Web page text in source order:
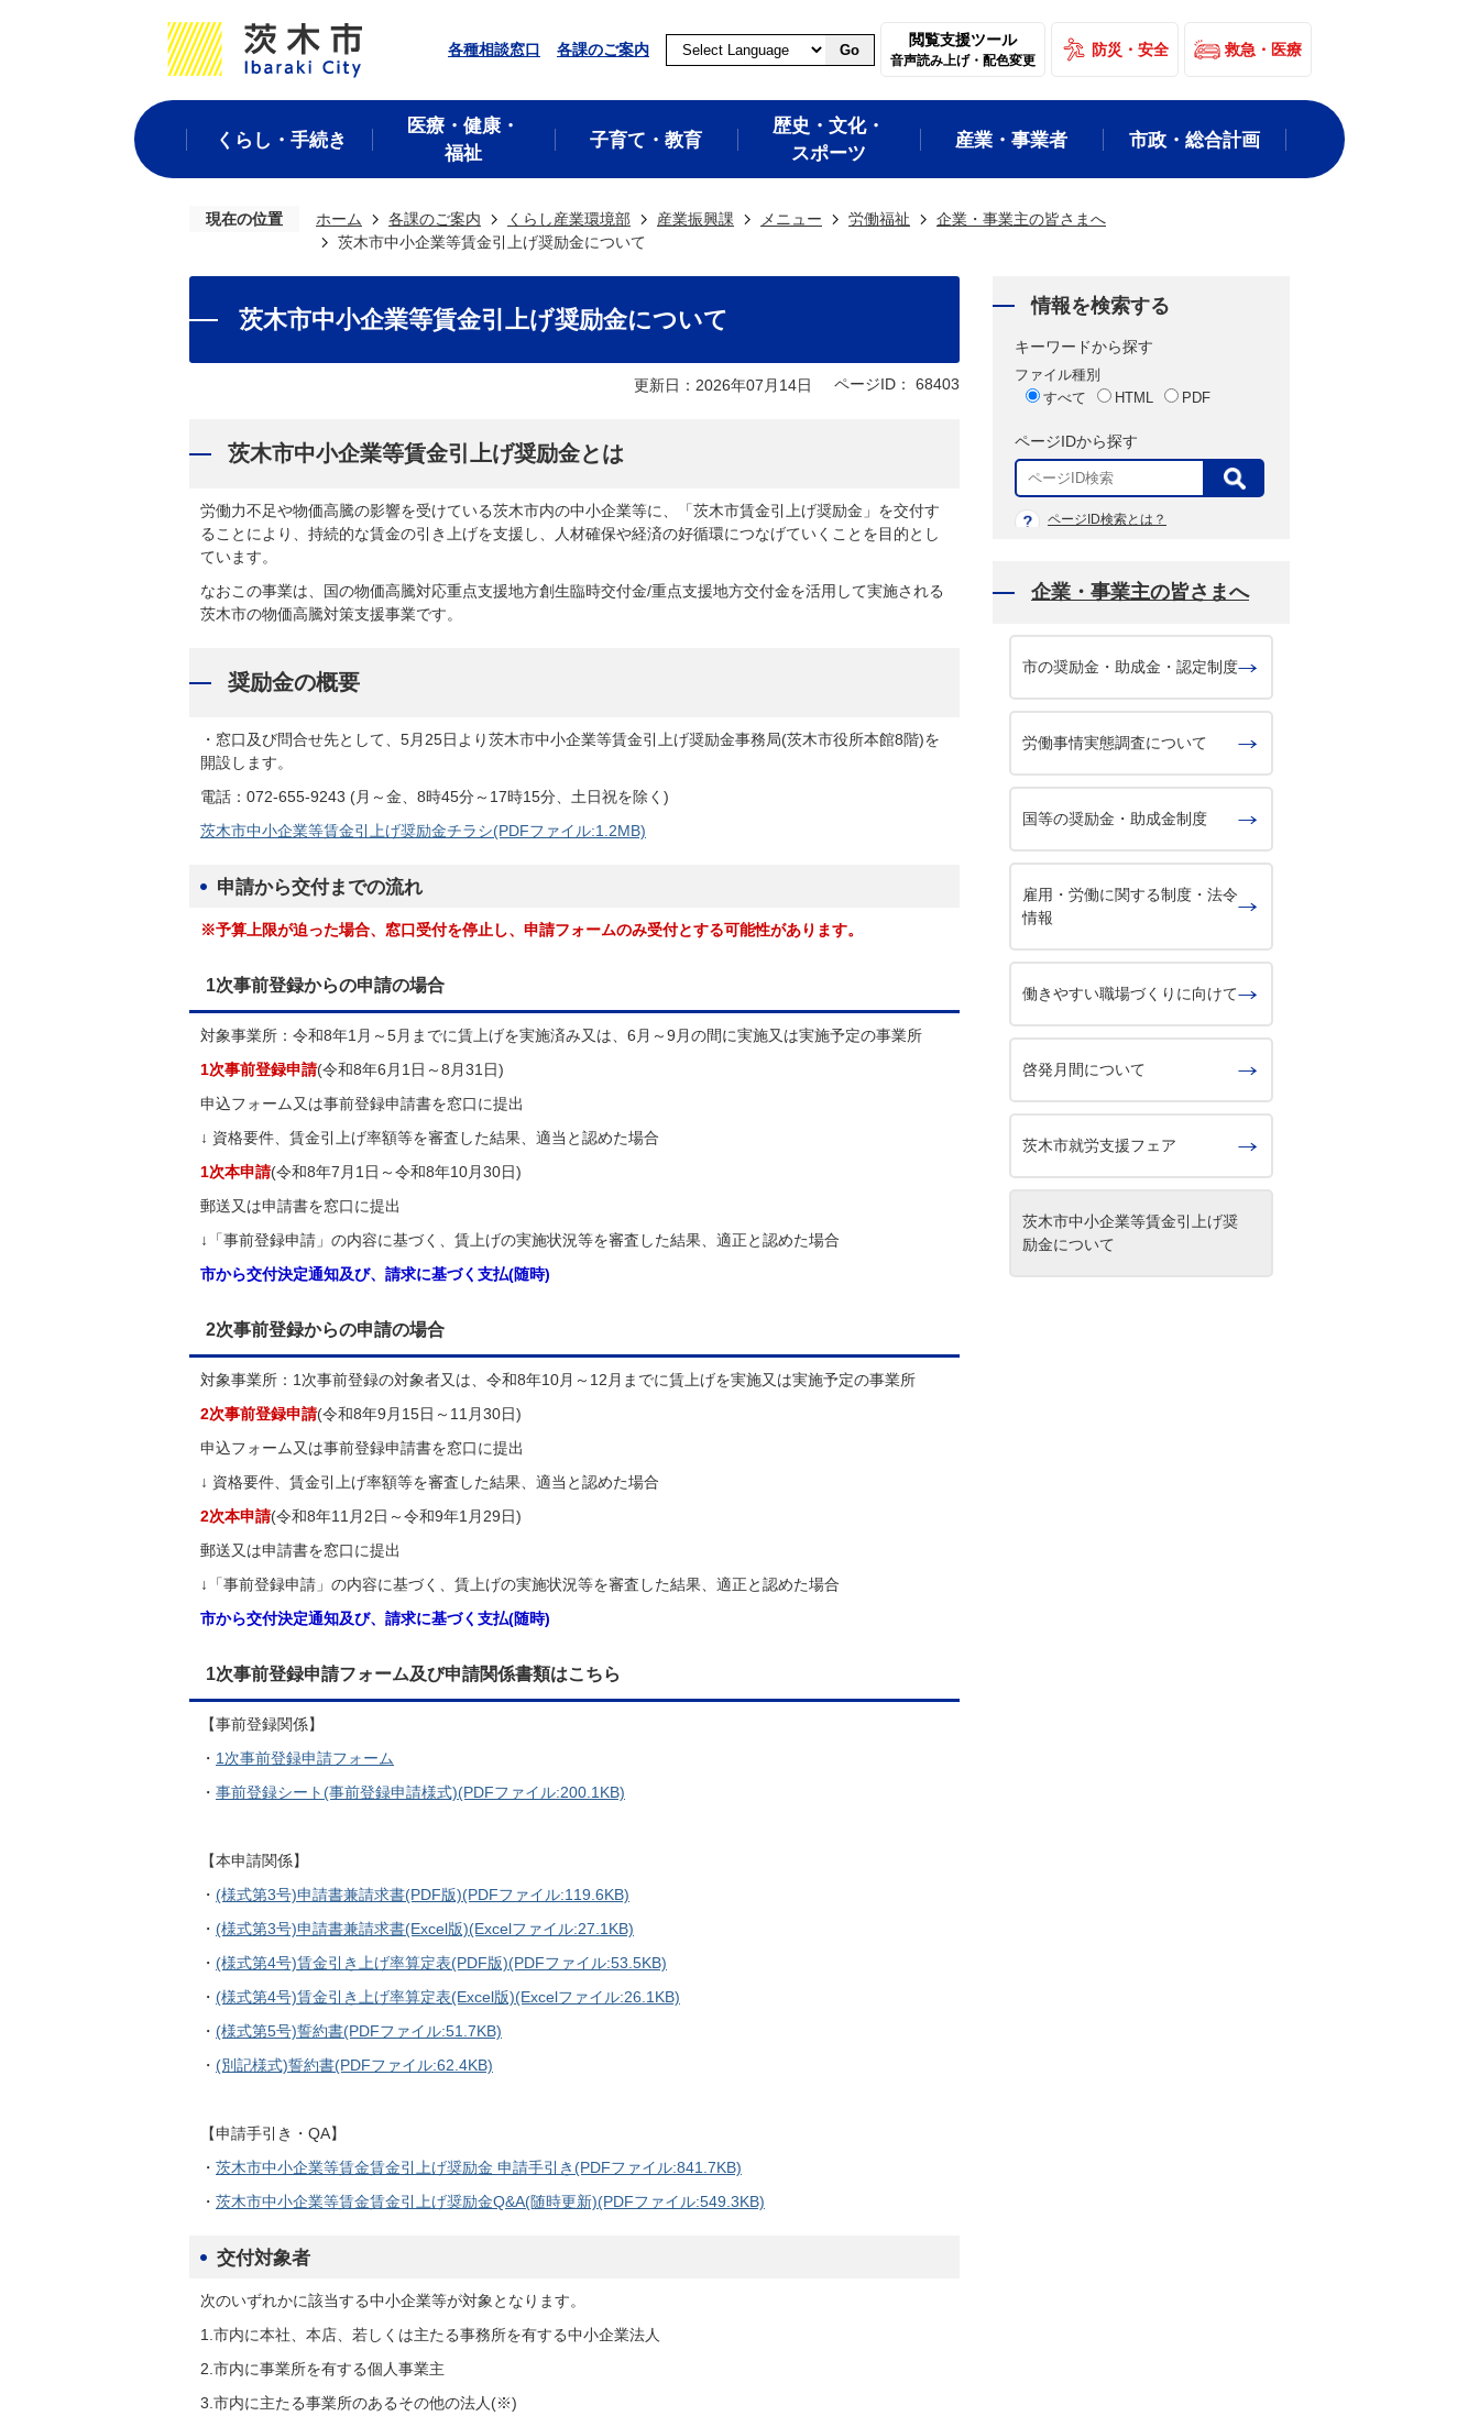
各種相談窓口 各課のご案内 Go
閲覧支援ツール
音声読み上げ・配色変更
防災・安全 救急・医療
くらし・手続き
医療・健康・
福祉
子育て・教育
歴史・文化・
スポーツ
産業・事業者 市政・総合計画
現在の位置 ホーム 各課のご案内 くらし産業環境部 産業振興課 メニュー 労働福祉
企業・事業主の皆さまへ
茨木市中小企業等賃⾦引上げ奨励金について
茨木市中小企業等賃⾦引上げ奨励金について
更新日：2026年07月14日 ページID： 68403
茨木市中小企業等賃金引上げ奨励金とは
労働力不足や物価高騰の影響を受けている茨木市内の中小企業等に、「茨木市賃金引上げ奨励金」を交付す
ることにより、持続的な賃金の引き上げを支援し、人材確保や経済の好循環につなげていくことを目的とし
ています。
なおこの事業は、国の物価高騰対応重点支援地方創生臨時交付金/重点支援地方交付金を活用して実施される
茨木市の物価高騰対策支援事業です。
奨励金の概要
・窓口及び問合せ先として、5月25日より茨木市中小企業等賃金引上げ奨励金事務局(茨木市役所本館8階)を
開設します。
電話：072-655-9243 (月～金、8時45分～17時15分、土日祝を除く)
茨木市中小企業等賃金引上げ奨励金チラシ(PDFファイル:1.2MB)
申請から交付までの流れ
※予算上限が迫った場合、窓口受付を停止し、申請フォームのみ受付とする可能性があります。
1次事前登録からの申請の場合
対象事業所：令和8年1月～5月までに賃上げを実施済み又は、6月～9月の間に実施又は実施予定の事業所
1次事前登録申請(令和8年6月1日～8月31日)
申込フォーム又は事前登録申請書を窓口に提出
↓ 資格要件、賃金引上げ率額等を審査した結果、適当と認めた場合
1次本申請(令和8年7月1日～令和8年10月30日)
郵送又は申請書を窓口に提出
↓「事前登録申請」の内容に基づく、賃上げの実施状況等を審査した結果、適正と認めた場合
市から交付決定通知及び、請求に基づく支払(随時)
2次事前登録からの申請の場合
対象事業所：1次事前登録の対象者又は、令和8年10月～12月までに賃上げを実施又は実施予定の事業所
2次事前登録申請(令和8年9月15日～11月30日)
申込フォーム又は事前登録申請書を窓口に提出
↓ 資格要件、賃金引上げ率額等を審査した結果、適当と認めた場合
2次本申請(令和8年11月2日～令和9年1月29日)
郵送又は申請書を窓口に提出
↓「事前登録申請」の内容に基づく、賃上げの実施状況等を審査した結果、適正と認めた場合
市から交付決定通知及び、請求に基づく支払(随時)
1次事前登録申請フォーム及び申請関係書類はこちら
【事前登録関係】
・ 1次事前登録申請フォーム
・ 事前登録シート(事前登録申請様式)(PDFファイル:200.1KB)
【本申請関係】
・ (様式第3号)申請書兼請求書(PDF版)(PDFファイル:119.6KB)
・ (様式第3号)申請書兼請求書(Excel版)(Excelファイル:27.1KB)
・ (様式第4号)賃金引き上げ率算定表(PDF版)(PDFファイル:53.5KB)
・ (様式第4号)賃金引き上げ率算定表(Excel版)(Excelファイル:26.1KB)
・ (様式第5号)誓約書(PDFファイル:51.7KB)
・ (別記様式)誓約書(PDFファイル:62.4KB)
【申請手引き・QA】
・ 茨木市中小企業等賃金賃金引上げ奨励金 申請手引き(PDFファイル:841.7KB)
・ 茨木市中小企業等賃金賃金引上げ奨励金Q&A(随時更新)(PDFファイル:549.3KB)
交付対象者
次のいずれかに該当する中小企業等が対象となります。
1.市内に本社、本店、若しくは主たる事務所を有する中小企業法人
2.市内に事業所を有する個人事業主
3.市内に主たる事業所のあるその他の法人(※)
情報を検索する
キーワードから探す
ファイル種別
すべて
HTML PDF
ページIDから探す
表
ページID検索とは？
企業・事業主の皆さまへ
市の奨励金・助成金・認定制度
労働事情実態調査について
国等の奨励金・助成金制度
雇用・労働に関する制度・法令
情報
働きやすい職場づくりに向けて
啓発月間について
茨木市就労支援フェア
茨木市中小企業等賃⾦引上げ奨
励金について